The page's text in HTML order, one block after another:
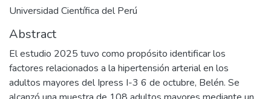
Universidad Científica del Perú
Abstract
El estudio 2025 tuvo como propósito identificar los
factores relacionados a la hipertensión arterial en los
adultos mayores del Ipress I-3 6 de octubre, Belén. Se